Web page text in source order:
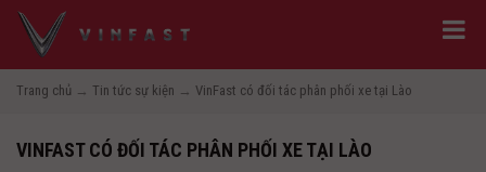
Trang chủ → Tin tức sự kiện → VinFast có đối tác phân phối xe tại Lào
VINFAST CÓ ĐỐI TÁC PHÂN PHỐI XE TẠI LÀO